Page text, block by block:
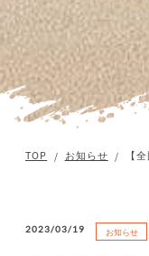
TOP お知らせ 【
2023/03/19 お知らせ